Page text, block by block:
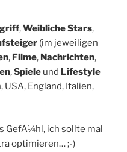
,Weibliche Stars,
(im jeweiligen
, Filme, Nachrichten,
,Spiele und Lifestyle
England, Italien,
GefÃ¼hl, ich sollte mal
optimieren… ;-)